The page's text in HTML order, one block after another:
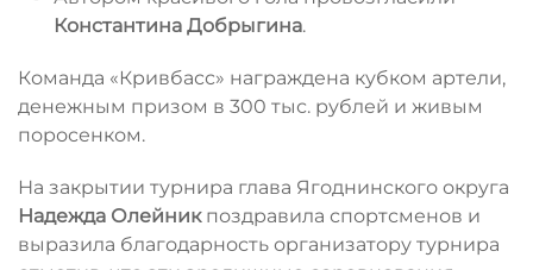
Константина Добрыгина.
Команда «Кривбасс» награждена кубком артели,
денежным призом в 300 тыс. рублей и живым
поросенком.
На закрытии турнира глава Ягоднинского округа
Надежда Олейникпоздравила спортсменов и
выразила благодарность организатору турнира